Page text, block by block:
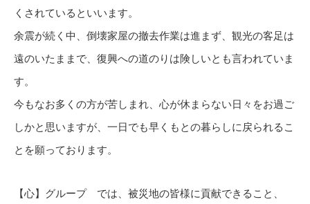
くされているといいます。
余震が続く中、倒壊家屋の撤去作業は進まず、観光の客足は
遠のいたままで、復興への道のりは険しいとも言われていま
す。
今もなお多くの方が苦しまれ、心が休まらない日々をお過ご
しかと思いますが、一日でも早くもとの暮らしに戻られるこ
とを願っております。
【心】グループ では、被災地の皆様に貢献できること、